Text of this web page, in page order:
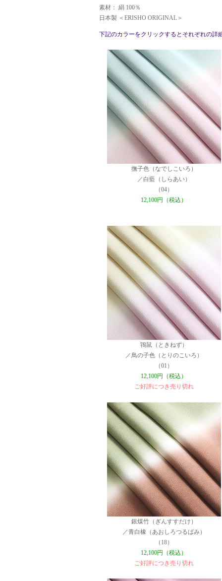
素材： 絹 100％
日本製 ＜ERISHO ORIGINAL＞
下記のカラーをクリックするとそれぞれの詳
撫子色（なでしこいろ）
／白藍（しらあい）
（04）
12,100円（税込）
鴇鼠（ときねず）
／鳥の子色（とりのこいろ）
（01）
12,100円（税込）
ご好評につき売り切れ
銀煤竹（ぎんすすだけ）
／青白橡（あおしろつるばみ）
（18）
12,100円（税込）
ご好評につき売り切れ